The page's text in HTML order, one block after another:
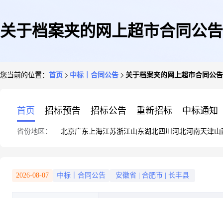
关于档案夹的网上超市合同公告
您当前的位置： 首页 中标｜合同公告 关于档案夹的网上超市合同公告
首页 招标预告 招标公告 重新招标 中标通知
省份地区： 北京广东 上海江苏浙江山东湖北四川 河北河南天津山
2026-08-07 中标｜合同公告 安徽省 合肥市 长丰县